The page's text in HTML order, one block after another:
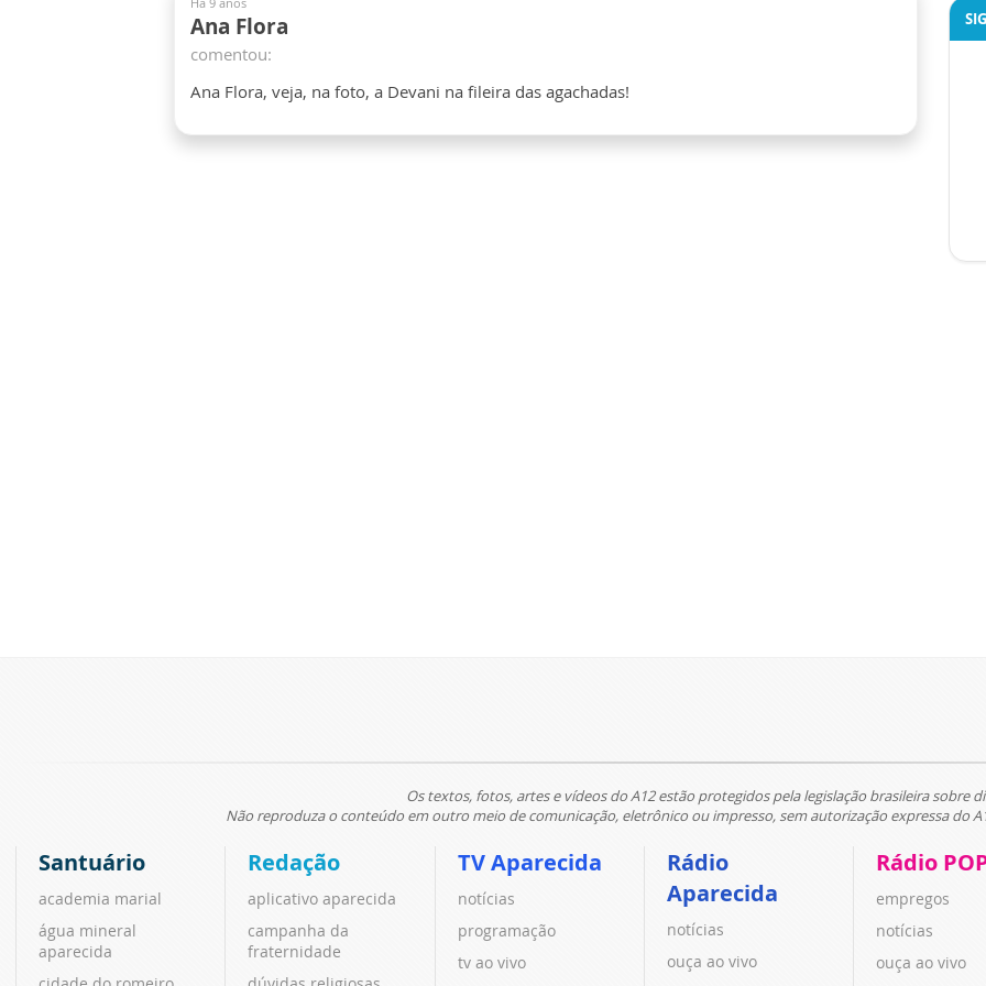
Ana Flora
comentou:
Ana Flora, veja, na foto, a Devani na fileira das agachadas!
Os textos, fotos, artes e vídeos do A12 estão protegidos pela legislação brasileira sobre
Não reproduza o conteúdo em outro meio de comunicação, eletrônico ou impresso, sem autorização expressa do
Santuário
academia marial
água mineral
aparecida
Redação
aplicativo aparecida
campanha da
fraternidade
TV Aparecida
notícias
programação
tv ao vivo
Rádio
Aparecida
notícias
ouça ao vivo
Rádio
empregos
notícias
ouça ao vivo